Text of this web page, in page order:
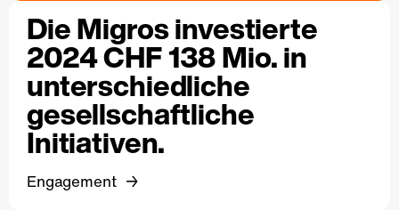
Die Migros investierte
2024 CHF 138 Mio. in
unterschiedliche
gesellschaftliche
Initiativen.
Engagement